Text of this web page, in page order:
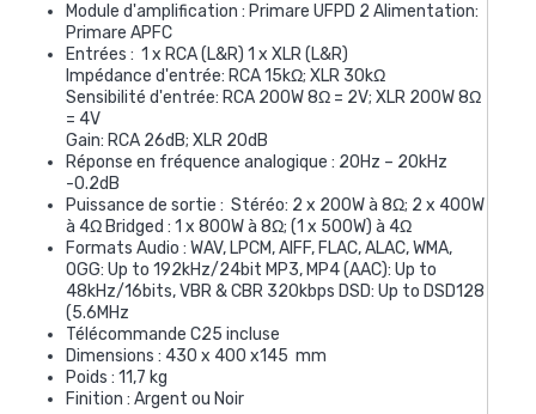
Module d'amplification : Primare UFPD 2 Alimentation:
Primare APFC
Entrées : 1 x RCA (L&R) 1 x XLR (L&R)
Impédance d'entrée: RCA 15kΩ; XLR 30kΩ
Sensibilité d'entrée: RCA 200W 8Ω = 2V; XLR 200W 8Ω
= 4V
Gain: RCA 26dB; XLR 20dB
Réponse en fréquence analogique : 20Hz – 20kHz
-0.2dB
Puissance de sortie : Stéréo: 2 x 200W à 8Ω; 2 x 400W
à 4Ω Bridged : 1 x 800W à 8Ω; (1 x 500W) à 4Ω
Formats Audio : WAV, LPCM, AIFF, FLAC, ALAC, WMA,
OGG: Up to 192kHz/24bit MP3, MP4 (AAC): Up to
48kHz/16bits, VBR & CBR 320kbps DSD: Up to DSD128
(5.6MHz
Télécommande C25 incluse
Dimensions : 430 x 400 x145 mm
Poids : 11,7 kg
Finition : Argent ou Noir